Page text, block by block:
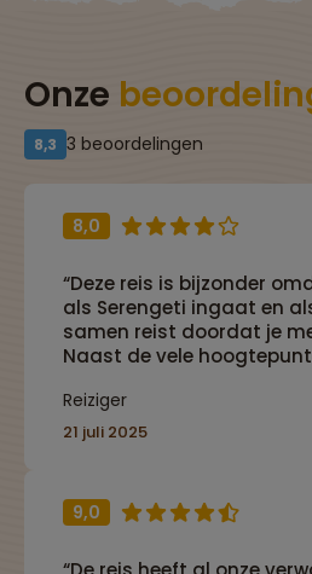
Onze
8,3 3 beoordelingen
8,0
“Deze reis is bijzonder
als Serengeti ingaat en
samen reist doordat je
Naast de vele
Reiziger
21 juli 2025
9,0